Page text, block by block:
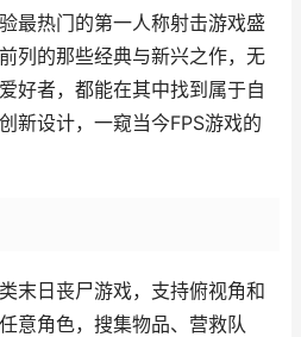
最热门的第一人称射击游戏盛
列的那些经典与新兴之作，无
好者，都能在其中找到属于自
新设计，一窥当今FPS游戏的
末日丧尸游戏，支持俯视角和
意角色，搜集物品、营救队